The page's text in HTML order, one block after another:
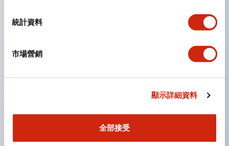
統計資料
市場營銷
顯示詳細資料
全部接受
內建靜音功能
內建 EDM 功能
快速且統一的 14ms 響應時間